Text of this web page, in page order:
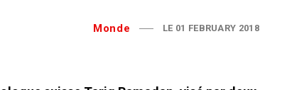
Monde LE 01 FEBRUARY 2018